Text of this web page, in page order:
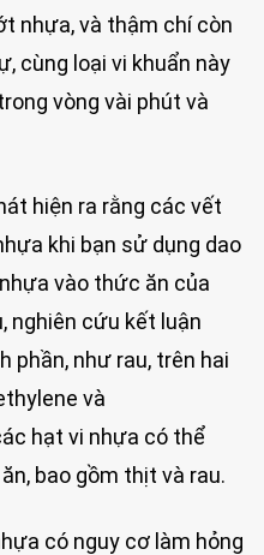
nhựa, và thậm chí còn
cùng loại vi khuẩn này
vòng vài phút và
hiện ra rằng các vết
khi bạn sử dụng dao
vào thức ăn của
nghiên cứu kết luận
phần, như rau, trên hai
và
hạt vi nhựa có thể
bao gồm thịt và rau.
có nguy cơ làm hỏng